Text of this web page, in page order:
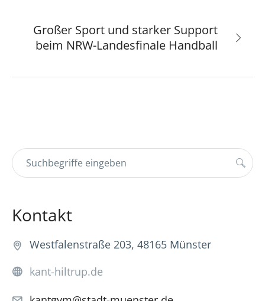
Großer Sport und starker Support
beim NRW-Landesfinale Handball
Kontakt
Westfalenstraße 203, 48165 Münster
kant-hiltrup.de